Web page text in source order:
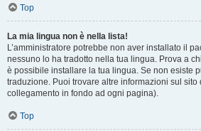
Top
La mia lingua non è nella lista!
L’amministratore potrebbe non aver installato il
nessuno lo ha tradotto nella tua lingua. Prova a
è possibile installare la tua lingua. Se non esiste
traduzione. Puoi trovare altre informazioni sul sito
collegamento in fondo ad ogni pagina).
Top